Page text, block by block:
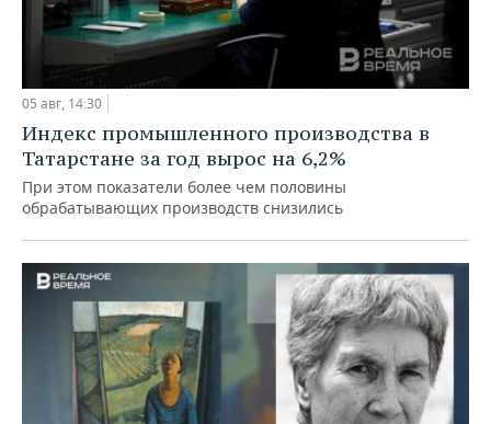
05 авг, 14:30
Индекс промышленного производства в
Татарстане за год вырос на 6,2%
При этом показатели более чем половины
обрабатывающих производств снизились